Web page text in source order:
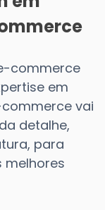
commerce
em
vai
detalhe,
para
melhores